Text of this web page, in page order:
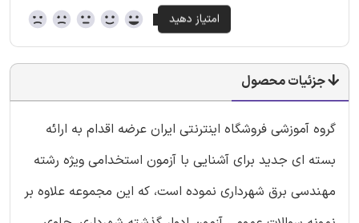
جزئیات محصول
گروه آموزشی فروشگاه اینترنتی ایران عرضه اقدام به ارائه
بسته ای جدید برای آشنایی با آزمون استخدامی ویژه رشته
مهندسی برق شهرداری نموده است، که این مجموعه علاوه بر